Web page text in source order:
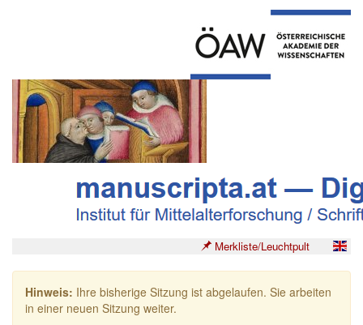
Merkliste/Leuchtpult
Hinweis: Ihre bisherige Sitzung ist abgelaufen. Sie arbeiten
in einer neuen Sitzung weiter.